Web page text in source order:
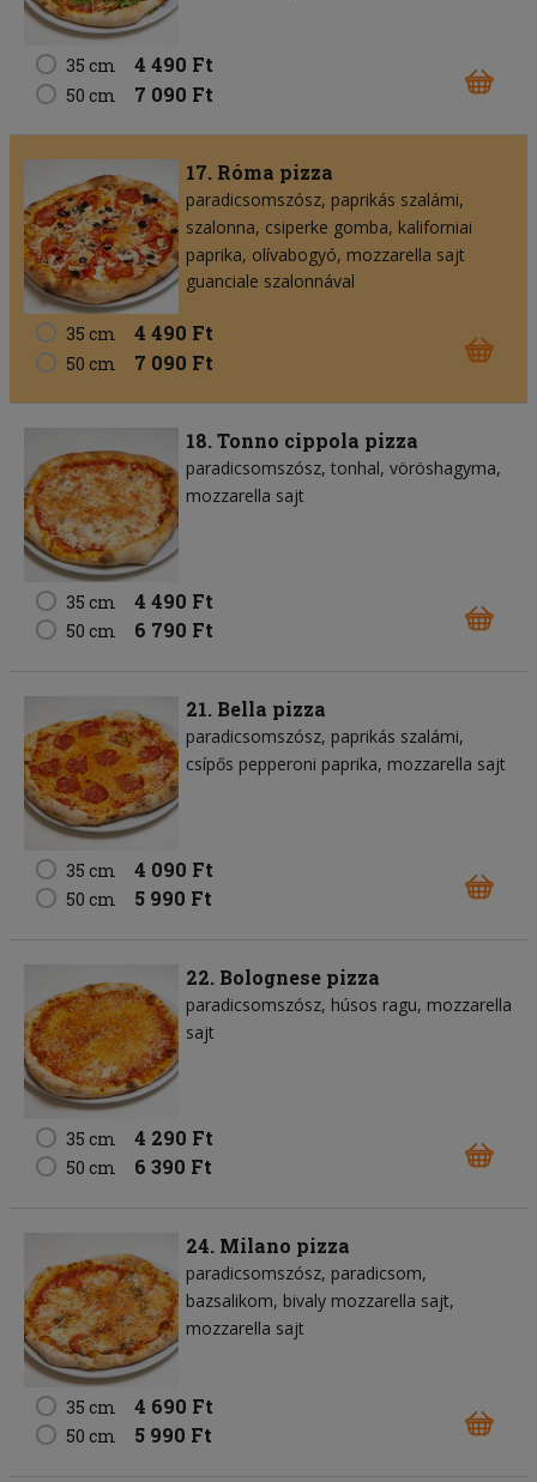
35 cm 4 490 Ft
50 cm 7 090 Ft
17. Róma pizza
paradicsomszósz paprikás szalámi
szalonna csiperke gomba kaliforniai
paprika olívabogyó mozzarella sajt
guanciale szalonnával
35 cm 4 490 Ft
50 cm 7 090 Ft
18. Tonno cippola pizza
paradicsomszósz tonhal vöröshagyma
mozzarella sajt
35 cm 4 490 Ft
50 cm 6 790 Ft
21. Bella pizza
paradicsomszósz paprikás szalámi
csípős pepperoni paprika mozzarella sajt
35 cm 4 090 Ft
50 cm 5 990 Ft
22. Bolognese pizza
paradicsomszósz húsos ragu mozzarella
sajt
35 cm 4 290 Ft
50 cm 6 390 Ft
24. Milano pizza
paradicsomszósz paradicsom
bazsalikom bivaly mozzarella sajt
mozzarella sajt
35 cm 4 690 Ft
50 cm 5 990 Ft